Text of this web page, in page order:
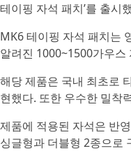
테이핑 자석 패치’를 출시
MK6 테이핑 자석 패치는
알려진 1000~1500가우
해당 제품은 국내 최초로
현했다. 또한 우수한 밀착
제품에 적용된 자석은 반
싱글형과 더블형 2종으로